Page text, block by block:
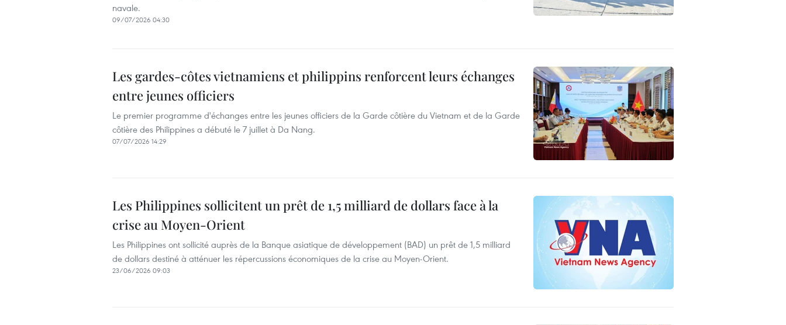
navale.
09/07/2026 04:30
Les gardes-côtes vietnamiens et philippins renforcent leurs échanges
entre jeunes officiers
Le premier programme d'échanges entre les jeunes officiers de la Garde côtière du Vietnam et de la Garde
côtière des Philippines a débuté le 7 juillet à Da Nang.
07/07/2026 14:29
Les Philippines sollicitent un prêt de 1,5 milliard de dollars face à la
crise au Moyen-Orient
Les Philippines ont sollicité auprès de la Banque asiatique de développement (BAD) un prêt de 1,5 milliard
de dollars destiné à atténuer les répercussions économiques de la crise au Moyen-Orient.
23/06/2026 09:03